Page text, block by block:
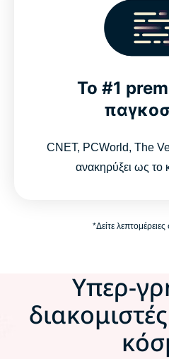
Το #1
CNET, PCWorld, The
ανακηρύξει ως το
*Δείτε
Υπερ-